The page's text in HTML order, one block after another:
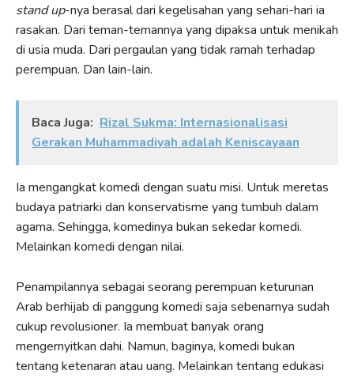
stand up-nya berasal dari kegelisahan yang sehari-hari ia
rasakan. Dari teman-temannya yang dipaksa untuk menikah
di usia muda. Dari pergaulan yang tidak ramah terhadap
perempuan. Dan lain-lain.
Baca Juga: Rizal Sukma: Internasionalisasi
Gerakan Muhammadiyah adalah Keniscayaan
Ia mengangkat komedi dengan suatu misi. Untuk meretas
budaya patriarki dan konservatisme yang tumbuh dalam
agama. Sehingga, komedinya bukan sekedar komedi.
Melainkan komedi dengan nilai.
Penampilannya sebagai seorang perempuan keturunan
Arab berhijab di panggung komedi saja sebenarnya sudah
cukup revolusioner. Ia membuat banyak orang
mengernyitkan dahi. Namun, baginya, komedi bukan
tentang ketenaran atau uang. Melainkan tentang edukasi